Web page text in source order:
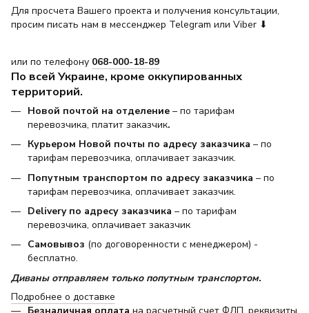
Для просчета Вашего проекта и получения консультации,
просим писать нам в мессенджер Telegram или Viber ⬇
или по телефону 068-000-18-89
По всей Украине, кроме оккупированных
территорий.
Новой почтой на отделение – по тарифам
перевозчика, платит заказчик.
Курьером Новой почты по адресу заказчика – по
тарифам перевозчика, оплачивает заказчик.
Попутным транспортом по адресу заказчика – по
тарифам перевозчика, оплачивает заказчик.
Delivery по адресу заказчика – по тарифам
перевозчика, оплачивает заказчик
Самовывоз (по договоренности с менеджером) -
бесплатно.
Диваны отправляем только попутным транспортом.
Подробнее о доставке